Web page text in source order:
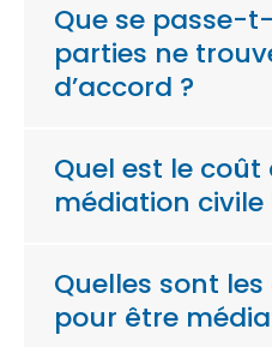
Que se passe-
parties ne
d’accord ?
Quel est le coût
médiation civile
Quelles sont
pour être